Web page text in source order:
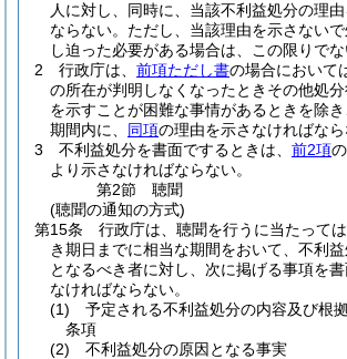
人に対し、同時に、当該不利益処分の理
ならない。 ただし、当該理由を示さない
し迫った必要がある場合は、この限りでな
2
行政庁は、 前項ただし書の場合において
の所在が判明しなくなったときその他処
を示すことが困難な事情があるときを除
期間内に、 同項の理由を示さなければなら
3
不利益処分を書面でするときは、 前2項
より示さなければならない。
第2節
聴聞
(聴聞の通知の方式)
第15条
行政庁は、聴聞を行うに当たって
き期日までに相当な期間をおいて、不利
となるべき者に対し、次に掲げる事項を
なければならない。
(1)
予定される不利益処分の内容及び根
条項
(2)
不利益処分の原因となる事実